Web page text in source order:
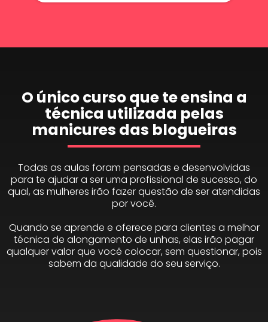
O único curso que te ensina a
técnica utilizada pelas
manicures das blogueiras
Todas as aulas foram pensadas e desenvolvidas
para te ajudar a ser uma profissional de sucesso, do
qual, as mulheres irão fazer questão de ser atendidas
por você.
Quando se aprende e oferece para clientes a melhor
técnica de alongamento de unhas, elas irão pagar
qualquer valor que você colocar, sem questionar, pois
sabem da qualidade do seu serviço.